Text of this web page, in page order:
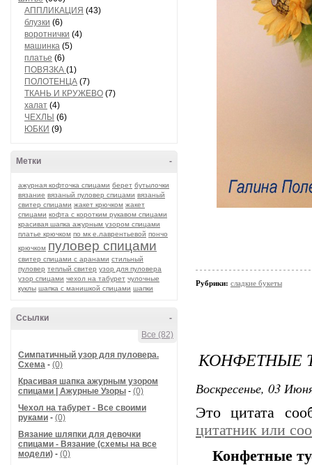
АППЛИКАЦИЯ (43)
блузки (6)
воротнички (4)
машинка (5)
платье (6)
ПОВЯЗКА (1)
ПОЛОТЕНЦА (7)
ТКАНЬ И КРУЖЕВО (7)
халат (4)
ЧЕХЛЫ (6)
ЮБКИ (9)
-
Метки
ажурная кофточка спицами берет бутылочки
вязание вязаный пуловер спицами вязаный
свитер спицами жакет крючком жакет
спицами кофта с коротким рукавом спицами
красивая шапка ажурным узором спицами
платье крючком по мк е.лаврентьевой пончо
крючком пуловер спицами
свитер спицами с аранами стильный
пуловер теплый свитер узор для пуловера
узор спицами чехол на табурет чулочные
куклы шапка с манишкой спицами шапки
-
Ссылки
Все (82)
Симпатичный узор для пуловера.
Схема - (0)
Красивая шапка ажурным узором
спицами | Ажурные Узоры - (0)
Чехол на табурет - Все своими
руками - (0)
Вязание шляпки для девочки
спицами - Вязание (схемы на все
модели) - (0)
Рубрики: сладкие букеты
КОНФЕТНЫЕ
Воскресенье, 03
Это цитата
цитатник или
Конфетные